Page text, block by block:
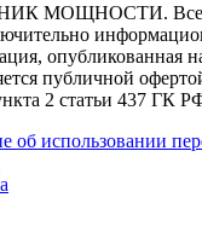
МОЩНОСТИ. Все
опубликованная
публичной
2 статьи 437 ГК
об использовании